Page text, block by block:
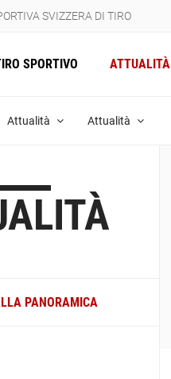
SVIZZERA DI TIRO
SPORTIVO ATTUALITÀ
Attualità Attualità
PANORAMICA